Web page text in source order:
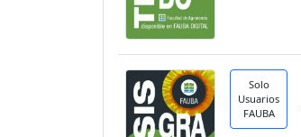
Solo
Usuarios
FAUBA